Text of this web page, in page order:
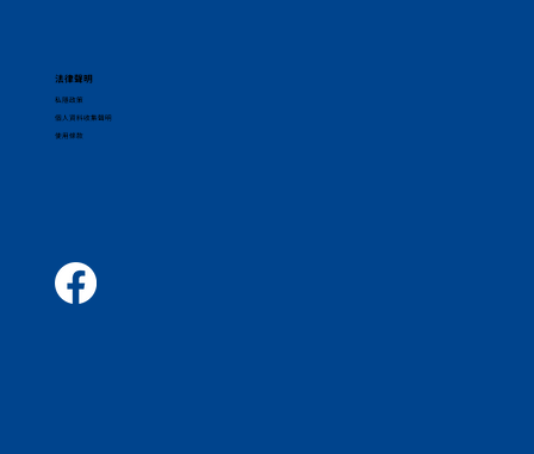
法律聲明
私隱政策
個人資料收集聲明
使用條款